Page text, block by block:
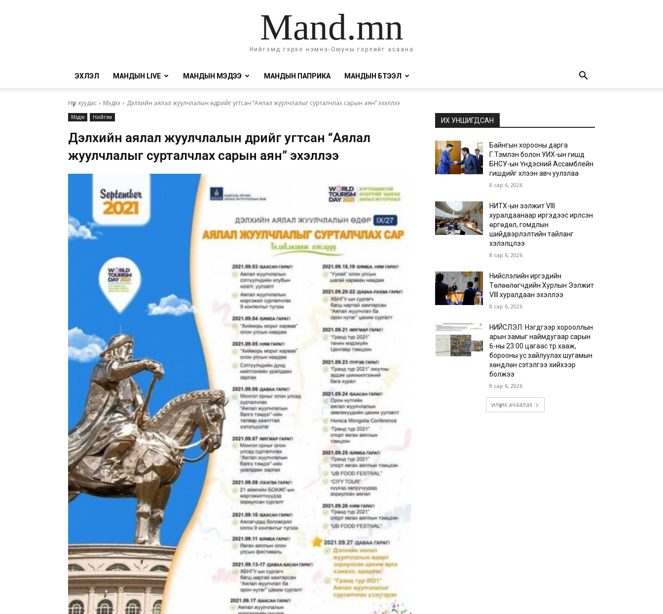
Mand.mn
Нийгэмд гэрэл нэмнэ-Оюуны гэрлийг асаана
ЭХЛЭЛ МАНДЫН LIVE МАНДЫН МЭДЭЭ МАНДЫН ПАПРИКА МАНДЫН БҮТЭЭЛ
Нүүр хуудас Мэдээ Дэлхийн аялал жуулчлалын өдрийг угтсан “Аялал жуулчлалыг сурталчлах сарын аян” эхэллээ
Мэдээ Нийгэм
Дэлхийн аялал жуулчлалын өдрийг угтсан “Аялал
жуулчлалыг сурталчлах сарын аян” эхэллээ
ИХ УНШИГДСАН
Байнгын хорооны дарга
Г.Тэмүүлэн болон УИХ-ын гишүүд
БНСУ-ын Үндэсний Ассамблейн
гишүүдийг хүлээн авч уулзлаа
8 сар 6, 2026
НИТХ-ын ээлжит VIII
хуралдаанаар иргэдээс ирүүлсэн
өргөдөл, гомдлын
шийдвэрлэлтийн тайланг
хэлэлцлээ
8 сар 6, 2026
Нийслэлийн иргэдийн
Төлөөлөгчдийн Хурлын Ээлжит
VIII хуралдаан эхэллээ
8 сар 6, 2026
НИЙСЛЭЛ: Нэгдүгээр хорооллын
арын замыг наймдугаар сарын
6-ны 23:00 цагаас түр хааж,
борооны ус зайлуулах шугамын
хөндлөн сэтэлгээ хийхээр
болжээ
8 сар 6, 2026
илүү их ачаалах